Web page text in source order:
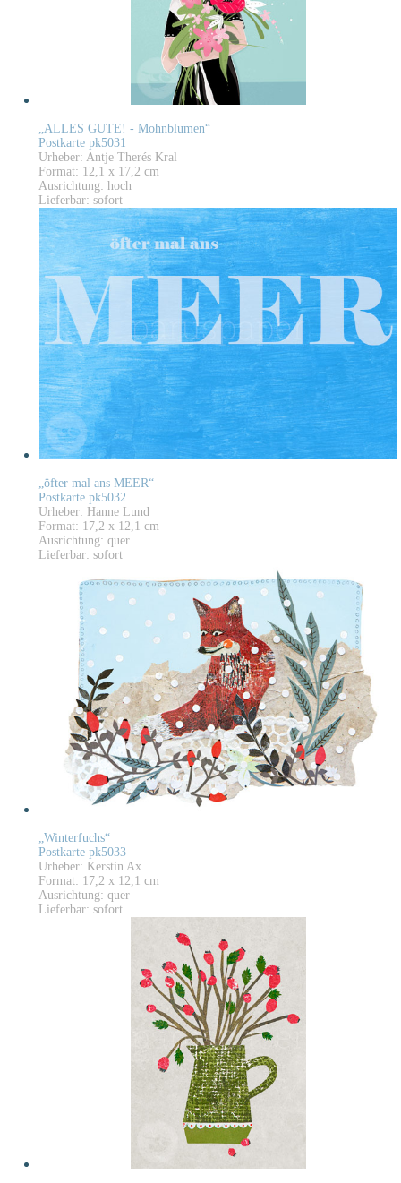
„ALLES GUTE! - Mohnblumen“
Postkarte pk5031
Urheber: Antje Therés Kral
Format: 12,1 x 17,2 cm
Ausrichtung: hoch
Lieferbar: sofort
„öfter mal ans MEER“
Postkarte pk5032
Urheber: Hanne Lund
Format: 17,2 x 12,1 cm
Ausrichtung: quer
Lieferbar: sofort
„Winterfuchs“
Postkarte pk5033
Urheber: Kerstin Ax
Format: 17,2 x 12,1 cm
Ausrichtung: quer
Lieferbar: sofort